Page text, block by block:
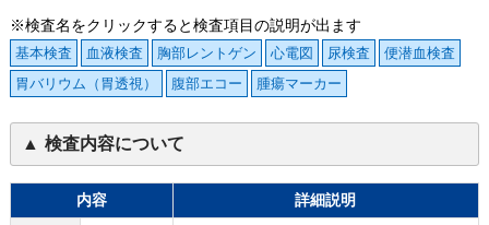
※検査名をクリックすると検査項目の説明が出ます
基本検査 血液検査 胸部レントゲン 心電図 尿検査
便潜血検査
胃バリウム（胃透視）
腹部エコー 腫瘍マーカー
検査内容について
内容 詳細説明